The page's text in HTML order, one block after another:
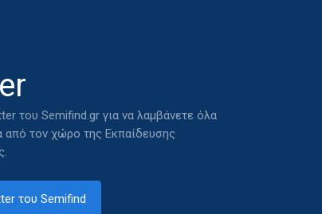
του Semifind.gr για να λαμβάνετε όλα
από τον χώρο της Εκπαίδευσης
του Semifind